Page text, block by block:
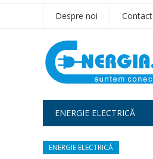
Despre noi Contact
ENERGIE ELECTRICĂ
ENERGIE ELECTRICĂ